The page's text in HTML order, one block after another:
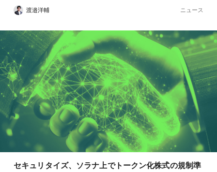
渡邉洋輔 ニュース
セキュリタイズ、ソラナ上でトークン化株式の規制準